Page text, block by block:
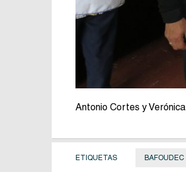
Antonio Cortes y
ETIQUETAS BAFOUDEC